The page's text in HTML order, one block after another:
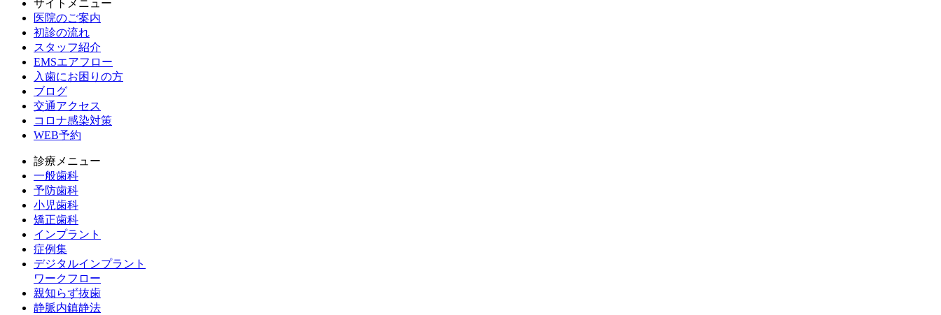
サイトメニュー
医院のご案内
初診の流れ
スタッフ紹介
EMSエアフロー
入歯にお困りの方
ブログ
交通アクセス
コロナ感染対策
WEB予約
診療メニュー
一般歯科
予防歯科
小児歯科
矯正歯科
インプラント
症例集
デジタルインプラント
ワークフロー
親知らず抜歯
静脈内鎮静法